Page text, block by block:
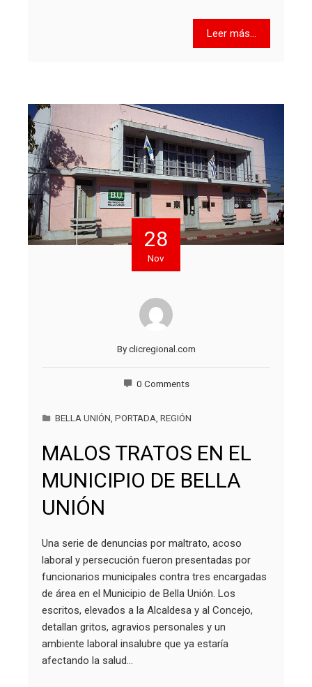
Leer más...
28
Nov
Byclicregional.com
0 Comments
BELLA UNIÓN PORTADA REGIÓN
MALOS TRATOS EN EL
MUNICIPIO DE BELLA
UNIÓN
Una serie de denuncias por maltrato, acoso
laboral y persecución fueron presentadas por
funcionarios municipales contra tres encargadas
de área en el Municipio de Bella Unión. Los
escritos, elevados a la Alcaldesa y al Concejo,
detallan gritos, agravios personales y un
ambiente laboral insalubre que ya estaría
afectando la salud…